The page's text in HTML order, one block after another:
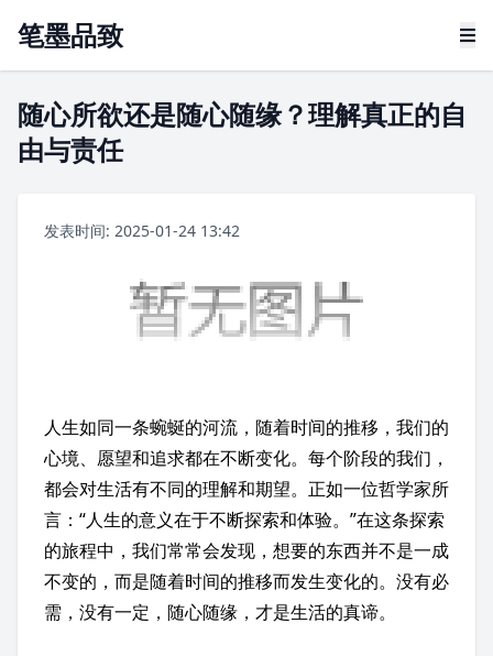
笔墨品致
随心所欲还是随心随缘？理解真正的自
由与责任
发表时间: 2025-01-24 13:42
人生如同一条蜿蜒的河流，随着时间的推移，我们的
心境、愿望和追求都在不断变化。每个阶段的我们，
都会对生活有不同的理解和期望。正如一位哲学家所
言：“人生的意义在于不断探索和体验。”在这条探索
的旅程中，我们常常会发现，想要的东西并不是一成
不变的，而是随着时间的推移而发生变化的。没有必
需，没有一定，随心随缘，才是生活的真谛。